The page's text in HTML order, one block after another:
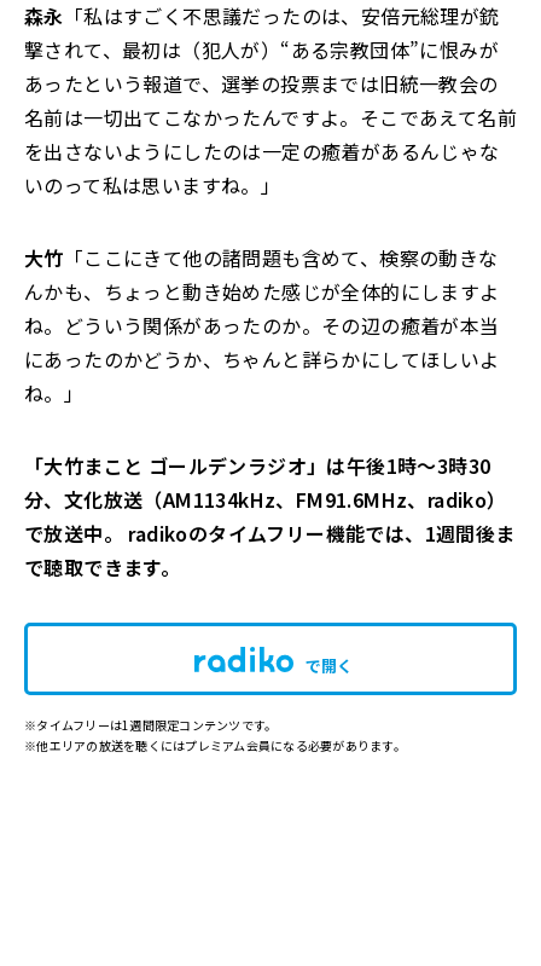
森永 「私はすごく不思議だったのは、安倍元総理が銃
撃されて、最初は（犯人が）“ある宗教団体”に恨みが
あったという報道で、選挙の投票までは旧統一教会の
名前は一切出てこなかったんですよ。そこであえて名前
を出さないようにしたのは一定の癒着があるんじゃな
いのって私は思いますね。」
大竹 「ここにきて他の諸問題も含めて、検察の動きな
んかも、ちょっと動き始めた感じが全体的にしますよ
ね。どういう関係があったのか。その辺の癒着が本当
にあったのかどうか、ちゃんと詳らかにしてほしいよ
ね。」
「大竹まこと ゴールデンラジオ」は午後1時～3時30
分、文化放送（AM1134kHz、FM91.6MHz、radiko）
で放送中。 radikoのタイムフリー機能では、1週間後ま
で聴取できます。
で開く
※タイムフリーは1週間限定コンテンツです。
※他エリアの放送を聴くにはプレミアム会員になる必要があります。